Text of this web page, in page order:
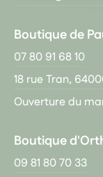
Boutique de
07 80 91 68 10
18 rue Tran,
Ouverture du
Boutique
09 81 80 70 33